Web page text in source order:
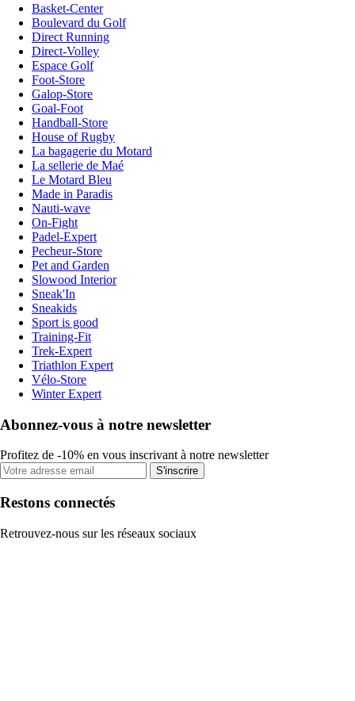
Basket-Center
Boulevard du Golf
Direct Running
Direct-Volley
Espace Golf
Foot-Store
Galop-Store
Goal-Foot
Handball-Store
House of Rugby
La bagagerie du Motard
La sellerie de Maé
Le Motard Bleu
Made in Paradis
Nauti-wave
On-Fight
Padel-Expert
Pecheur-Store
Pet and Garden
Slowood Interior
Sneak'In
Sneakids
Sport is good
Training-Fit
Trek-Expert
Triathlon Expert
Vélo-Store
Winter Expert
Abonnez-vous à notre newsletter
Profitez de -10% en vous inscrivant à notre newsletter
S'inscrire
Restons connectés
Retrouvez-nous sur les réseaux sociaux